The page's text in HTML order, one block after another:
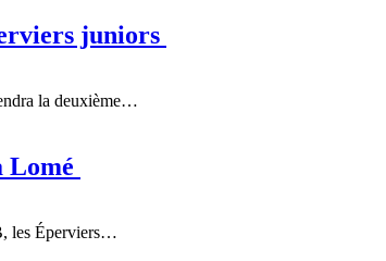
juniors
la deuxième…
Lomé
les Éperviers…